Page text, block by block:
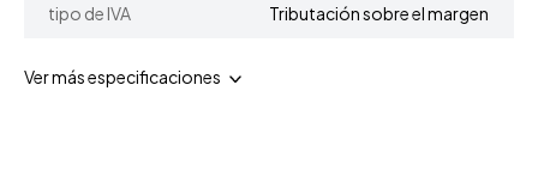
tipo de IVA Tributación sobre el margen
Ver más especificaciones